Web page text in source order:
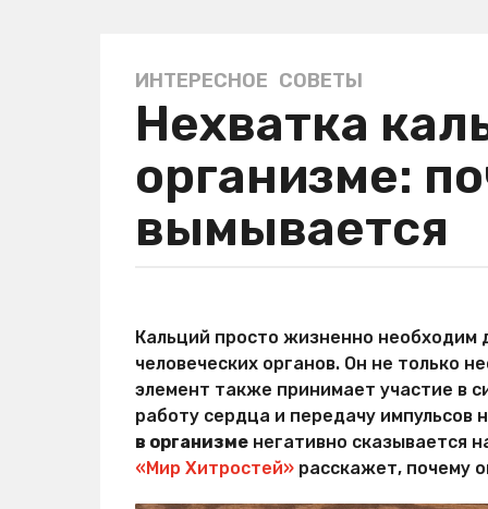
4
г
а
о
д
а
a
g
o
ИНТЕРЕСНОЕ ,СОВЕТЫ
Нехватка
организме:
вымывается
т
о
р
а
л
е
Кальций просто жизненно необходим
человеческих органов. Он не только
элемент также принимает участие в
работу сердца и передачу импульсов
в организме негативно сказывается
«Мир Хитростей» расскажет, почему